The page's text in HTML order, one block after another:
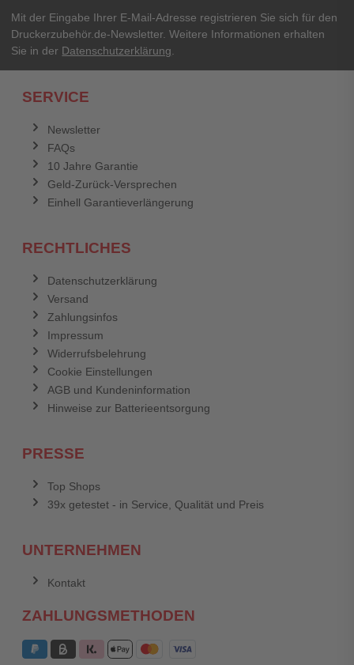
Mit der Eingabe Ihrer E-Mail-Adresse registrieren Sie sich für den
Druckerzubehör.de-Newsletter. Weitere Informationen erhalten
Sie in der Datenschutzerklärung
SERVICE
Newsletter
FAQs
10 Jahre Garantie
Geld-Zurück-Versprechen
Einhell Garantieverlängerung
RECHTLICHES
Datenschutzerklärung
Versand
Zahlungsinfos
Impressum
Widerrufsbelehrung
Cookie Einstellungen
AGB und Kundeninformation
Hinweise zur Batterieentsorgung
PRESSE
Top Shops
39x getestet - in Service, Qualität und Preis
UNTERNEHMEN
Kontakt
ZAHLUNGSMETHODEN